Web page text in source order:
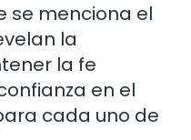
se menciona el
la
la fe
en el
cada uno de